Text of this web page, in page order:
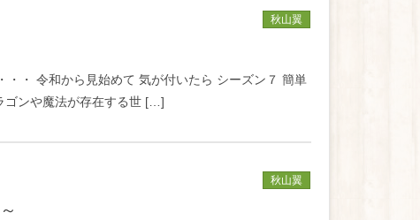
秋山翼
・・ 令和から見始めて 気が付いたら シーズン７ 簡単
ゴンや魔法が存在する世 […]
秋山翼